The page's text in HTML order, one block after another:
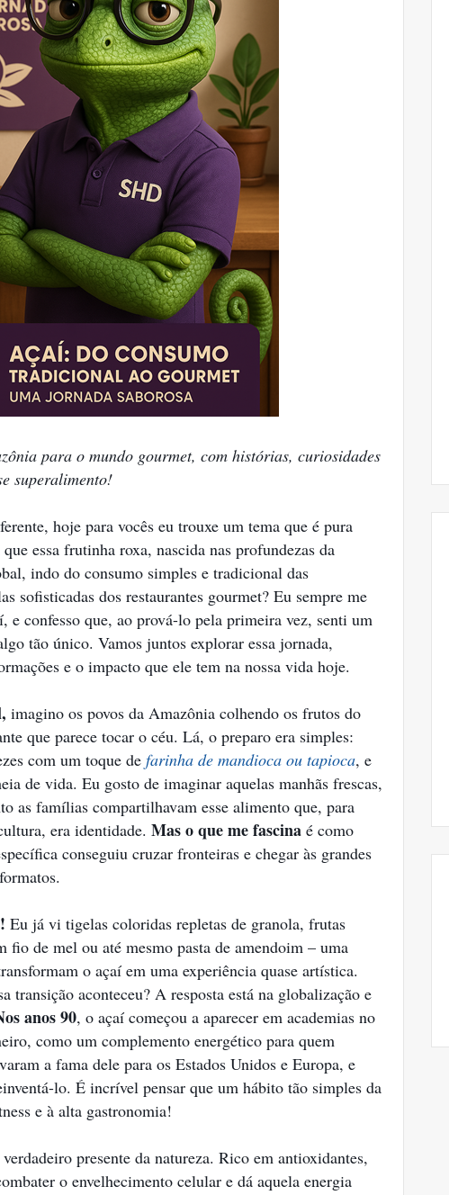
para o mundo gourmet, com histórias, curiosidades
superalimento!
hoje para vocês eu trouxe um tema que é pura
essa frutinha roxa, nascida nas profundezas da
indo do consumo simples e tradicional das
sofisticadas dos restaurantes gourmet? Eu sempre me
e confesso que, ao prová-lo pela primeira vez, senti um
tão único. Vamos juntos explorar essa jornada,
e o impacto que ele tem na nossa vida hoje.
imagino os povos da Amazônia colhendo os frutos do
que parece tocar o céu. Lá, o preparo era simples:
com um toque de farinha de mandioca ou tapioca, e
de vida. Eu gosto de imaginar aquelas manhãs frescas,
as famílias compartilhavam esse alimento que, para
era identidade. Mas o que me fascina é como
conseguiu cruzar fronteiras e chegar às grandes
Eu já vi tigelas coloridas repletas de granola, frutas
fio de mel ou até mesmo pasta de amendoim – uma
o açaí em uma experiência quase artística.
transição aconteceu? A resposta está na globalização e
anos 90, o açaí começou a aparecer em academias no
como um complemento energético para quem
a fama dele para os Estados Unidos e Europa, e
lo. É incrível pensar que um hábito tão simples da
e à alta gastronomia!
presente da natureza. Rico em antioxidantes,
o envelhecimento celular e dá aquela energia